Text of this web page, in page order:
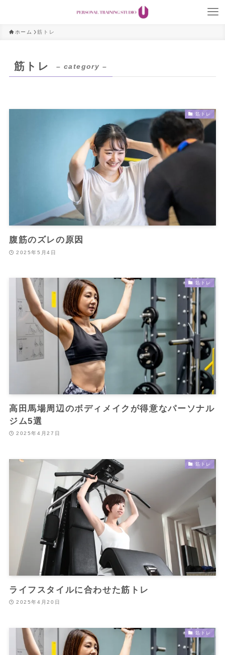
ホーム 筋トレ
筋トレ – category –
筋トレ
腹筋のズレの原因
2025年5月4日
筋トレ
高田馬場周辺のボディメイクが得意なパーソナル
ジム5選
2025年4月27日
筋トレ
ライフスタイルに合わせた筋トレ
2025年4月20日
筋トレ